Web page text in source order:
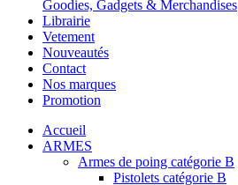
Goodies, Gadgets & Merchandises
Librairie
Vetement
Nouveautés
Contact
Nos marques
Promotion
Accueil
ARMES
Armes de poing catégorie B
Pistolets catégorie B